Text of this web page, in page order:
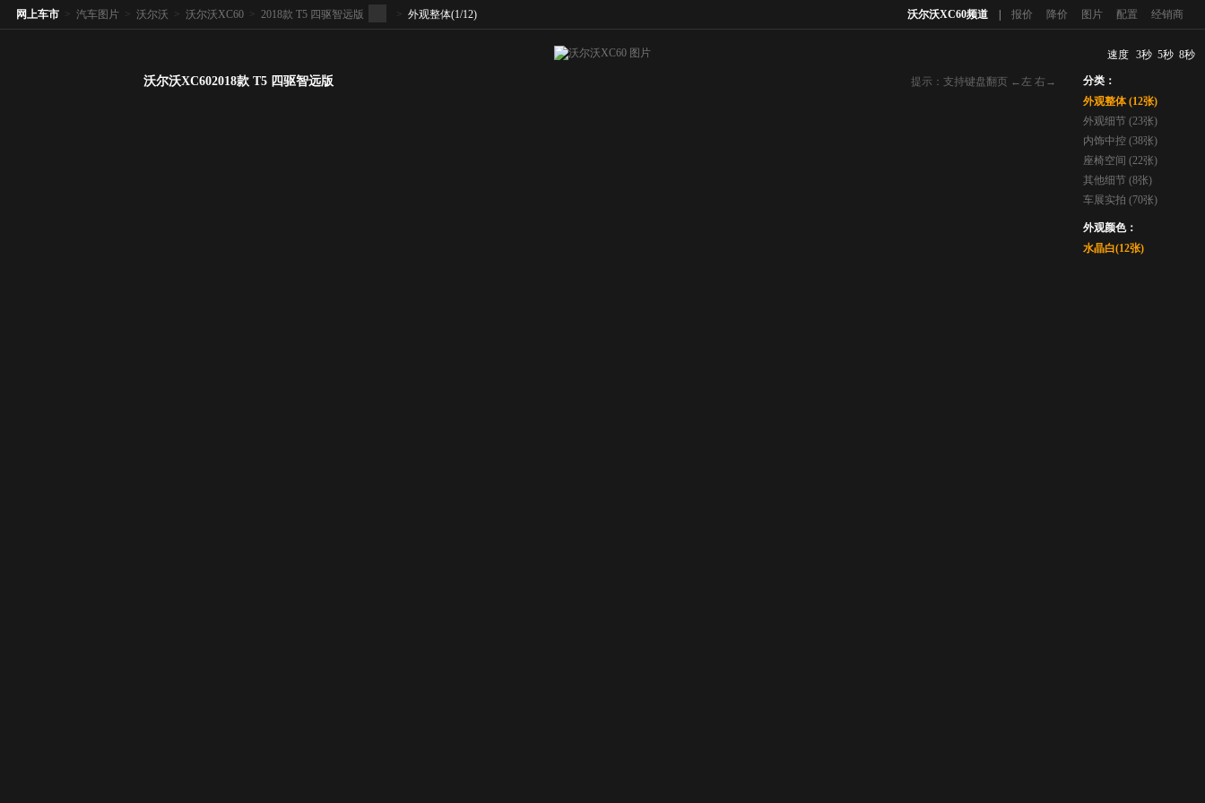
沃尔沃XC60频道 报价 降价 图片 配置 经销商
网上车市 > 汽车图片 > 沃尔沃 > 沃尔沃XC60 > 2018款 T5 四驱智远版 > 外观整体(1/12)
提示：支持键盘翻页 ←左 右→
沃尔沃XC602018款 T5 四驱智远版
速度 3秒 5秒 8秒
分类：
外观整体 (12张)
外观细节 (23张)
内饰中控 (38张)
座椅空间 (22张)
其他细节 (8张)
车展实拍 (70张)
外观颜色：
水晶白(12张)